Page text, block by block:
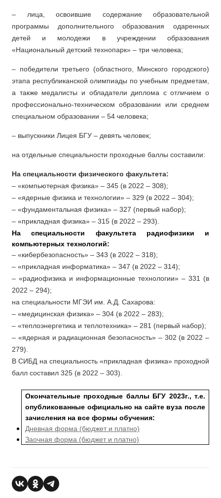
– лица, освоившие содержание образовательной
программы дополнительного образования одаренных
детей и молодежи в учреждении образования
«Национальный детский технопарк» – три человека;
– победители третьего (областного, Минского городского)
этапа республиканской олимпиады по учебным предметам,
а также медалисты и обладатели диплома с отличием о
профессионально-техническом образовании или среднем
специальном образовании – 54 человека;
– выпускники Лицея БГУ – девять человек;
на отдельные специальности проходные баллы составили:
На специальности физического факультета:
– «компьютерная физика» – 345 (в 2022 – 308);
– «ядерные физика и технологии» – 329 (в 2022 – 304);
– «фундаментальная физика» – 327 (первый набор);
– «прикладная физика» – 315 (в 2022 – 293).
На специальности факультета радиофизики и
компьютерных технологий:
– «кибербезопасность» – 343 (в 2022 – 318);
– «прикладная информатика» – 347 (в 2022 – 314);
– «радиофизика и информационные технологии» – 331 (в
2022 – 294);
на специальности МГЭИ им. А.Д. Сахарова:
– «медицинская физика» – 304 (в 2022 – 283);
– «теплоэнергетика и теплотехника» – 281 (первый набор);
– «ядерная и радиационная безопасность» – 302 (в 2022 –
279).
В СИБД на специальность «прикладная физика» проходной
балл составил 325 (в 2022 – 303).
Окончательные проходные баллы БГУ 2023г., т.е.
опубликованные официально на сайте вуза после
зачисления на все формы обучения:
Дневная форма (бюджет и платно)
Заочная форма (бюджет и платно)